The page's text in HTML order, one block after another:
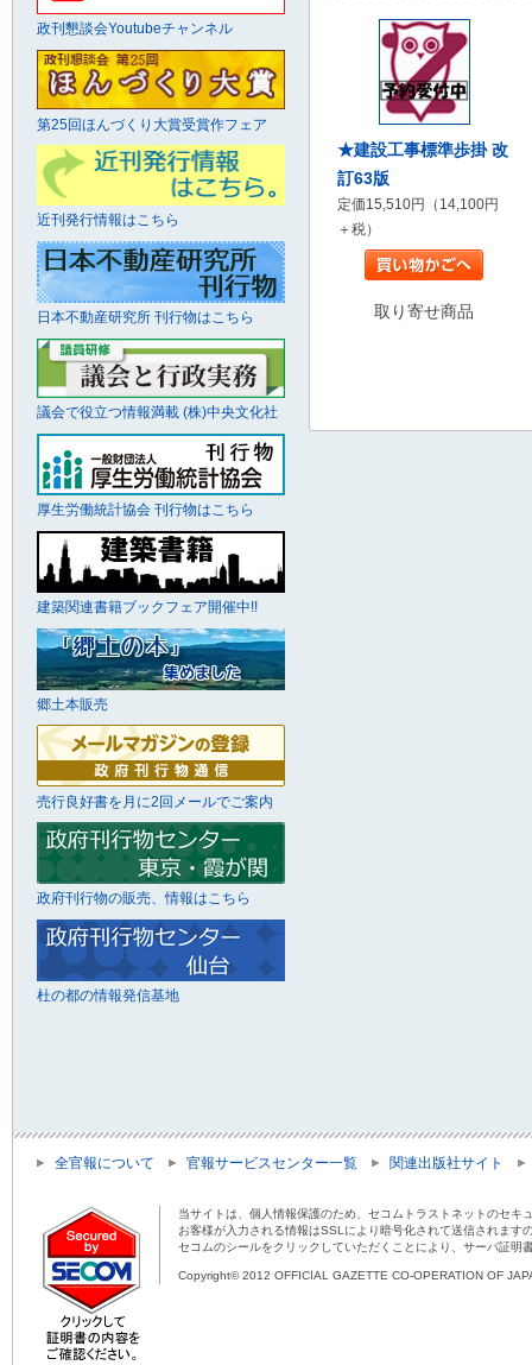
★建設工事標準歩掛 改
訂63版
定価15,510円（14,100円
＋税）
取り寄せ商品
政刊懇談会Youtubeチャンネル
第25回ほんづくり大賞受賞作フェア
近刊発行情報はこちら
日本不動産研究所 刊行物はこちら
議会で役立つ情報満載 (株)中央文化社
厚生労働統計協会 刊行物はこちら
建築関連書籍ブックフェア開催中!!
郷土本販売
売行良好書を月に2回メールでご案内
政府刊行物の販売、情報はこちら
杜の都の情報発信基地
全官報について 官報サービスセンター一覧 関連出版社サイト
当サイトは、個人情報保護のため、セコムトラストネットのセキ
お客様が入力される情報はSSLにより暗号化されて送信されま
セコムのシールをクリックしていただくことにより、サーバ証明
Copyright© 2012 OFFICIAL GAZETTE CO-OPERATION OF